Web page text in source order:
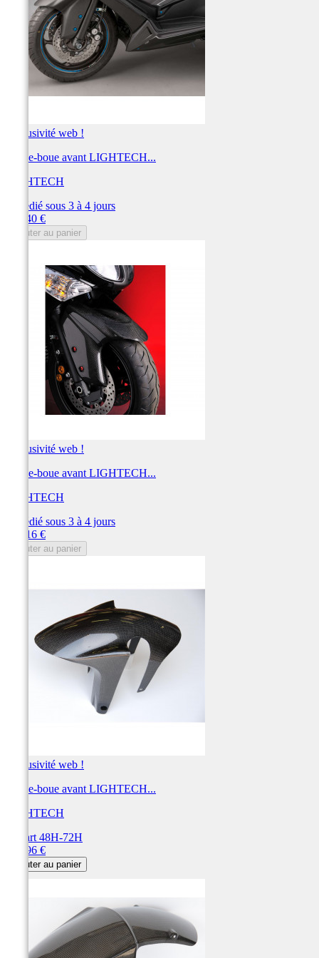
Exclusivité web !
Garde-boue avant LIGHTECH...
LIGHTECH
Expédié sous 3 à 4 jours
236,40 €
Ajouter au panier
Exclusivité web !
Garde-boue avant LIGHTECH...
LIGHTECH
Expédié sous 3 à 4 jours
236,16 €
Ajouter au panier
Exclusivité web !
Garbe-boue avant LIGHTECH...
LIGHTECH
Départ 48H-72H
228,96 €
Ajouter au panier